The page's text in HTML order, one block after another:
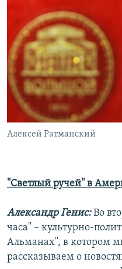
СЕВЕР.РЕАЛИИ
СИБИРЬ.РЕАЛИИ
РАСПИСАНИЕ ВЕЩАНИЯ
ПОДПИШИТЕСЬ НА
СОЦИАЛЬНЫЕ СЕТИ
Все сайты РСЕ/РС
Алексей Ратманский
''Светлый ручей'' в
Александр Генис:Во
часа'' – культурно-
Альманах'', в котором
рассказываем о